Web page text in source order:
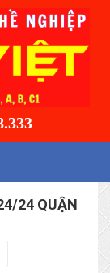
24 QUẬN